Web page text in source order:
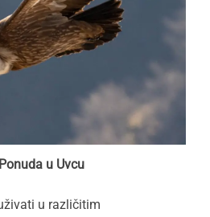
u Uvcu
u različitim